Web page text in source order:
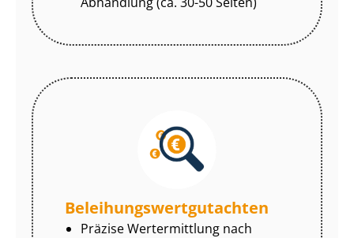
Be­lei­hungs­wert­gut­ach­ten
Präzise Wertermittlung nach